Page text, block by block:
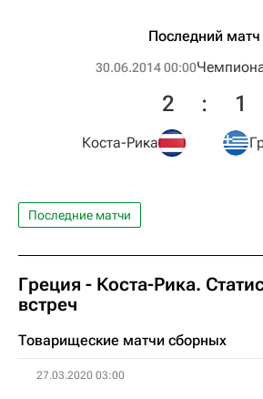
Последний матч
30.06.2014 00:00
Коста-Рика
2 : 1
Последние матчи
Греция - Коста-Рика.
встреч
Товарищеские матчи сборных
27.03.2020 03:00